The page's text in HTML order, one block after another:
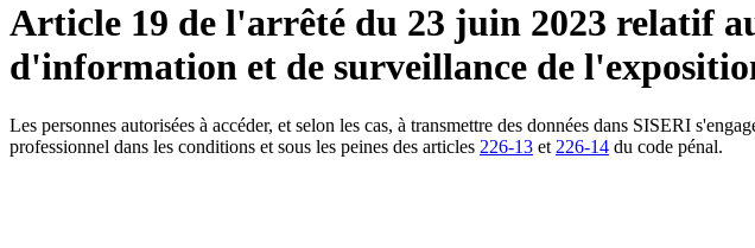
Article 19 de l'arrêté du 23 juin 2023 relatif
d'information et de surveillance de
Les personnes autorisées à accéder, et selon les cas, à transmettre des données dans SISERI
professionnel dans les conditions et sous les peines des articles 226-13 et 226-14 du code pénal.